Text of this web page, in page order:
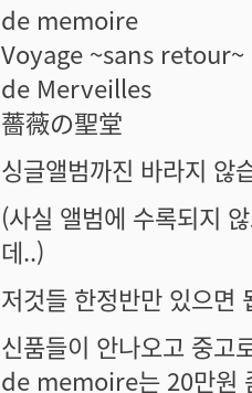
de memoire
Voyage ~sans retour~
de Merveilles
薔薇の聖堂
싱글앨범까진 바라지 않
(사실 앨범에 수록되지
데..)
저것들 한정반만 있으면
신품들이 안나오고 중고
de memoire는 20만원